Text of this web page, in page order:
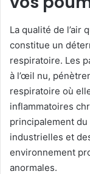
La qualité de l’air
constitue un
respiratoire. Les
à l’œil nu,
respiratoire où
inflammatoires
principalement
industrielles et
environnement
anormales.